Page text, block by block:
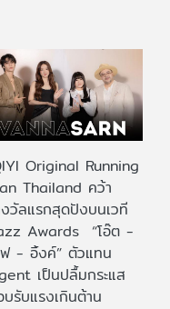
Original Running
Thailand คว้า
งวัลแรกสุดปังบนเวที
Awards “โอ๊ต -
ฟ - อิ้งค์” ตัวแทน
เป็นปลื้มกระแส
รับแรงเกินต้าน